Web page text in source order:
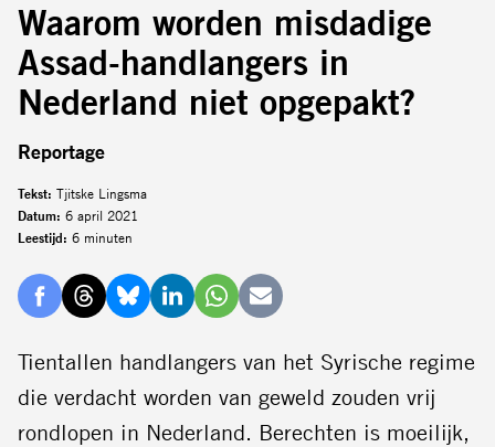
Waarom worden misdadige
Assad-handlangers in
Nederland niet opgepakt?
Reportage
Tekst: Tjitske Lingsma
Datum: 6 april 2021
Leestijd: 6 minuten
Delen
Facebook
Delen
Threads
Delen
Bluesky
Delen
LinkedIn
Delen
Whatsapp
Delen
E-
mail
Tientallen handlangers van het Syrische regime
die verdacht worden van geweld zouden vrij
rondlopen in Nederland. Berechten is moeilijk,